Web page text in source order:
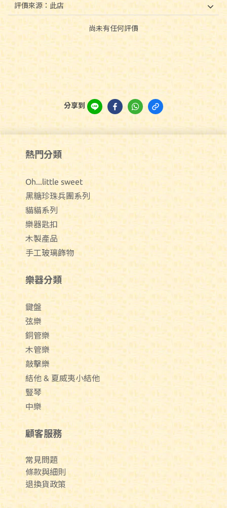
尚未有任何評價
分享到
熱門分類
Oh...little sweet
黑糖珍珠兵團系列
貓貓系列
樂器匙扣
木製產品
手工玻璃飾物
樂器分類
鍵盤
弦樂
銅管樂
木管樂
敲擊樂
結他 & 夏威夷小結他
豎琴
中樂
顧客服務
常見問題
條款與細則
退換貨政策